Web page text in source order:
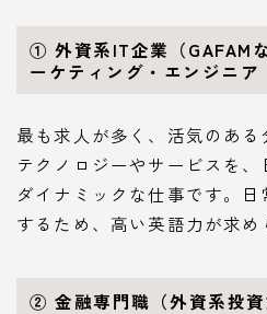
① 外資系IT企業（GAFAM
ーケティング・エンジニア
最も求人が多く、活気のあ
テクノロジーやサービスを、
ダイナミックな仕事です。
するため、高い英語力が求め
② 金融専門職（外資系投資